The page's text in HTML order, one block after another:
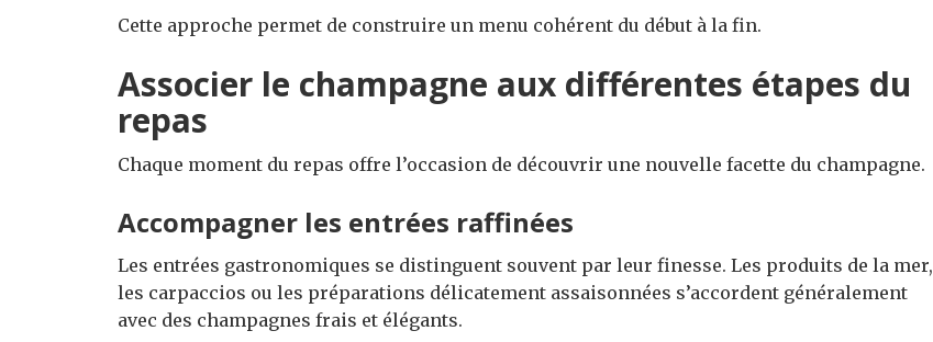
Cette approche permet de construire un menu cohérent du début à la fin.
Associer le champagne aux différentes étapes du
repas
Chaque moment du repas offre l’occasion de découvrir une nouvelle facette du champagne.
Accompagner les entrées raffinées
Les entrées gastronomiques se distinguent souvent par leur finesse. Les produits de la mer,
les carpaccios ou les préparations délicatement assaisonnées s’accordent généralement
avec des champagnes frais et élégants.